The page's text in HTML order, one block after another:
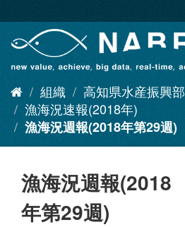
キ
組織
高知県水産振興部
漁海況速報(2018年)
漁海況週報(2018年第29週)
漁海況週報(2018
年第29週)